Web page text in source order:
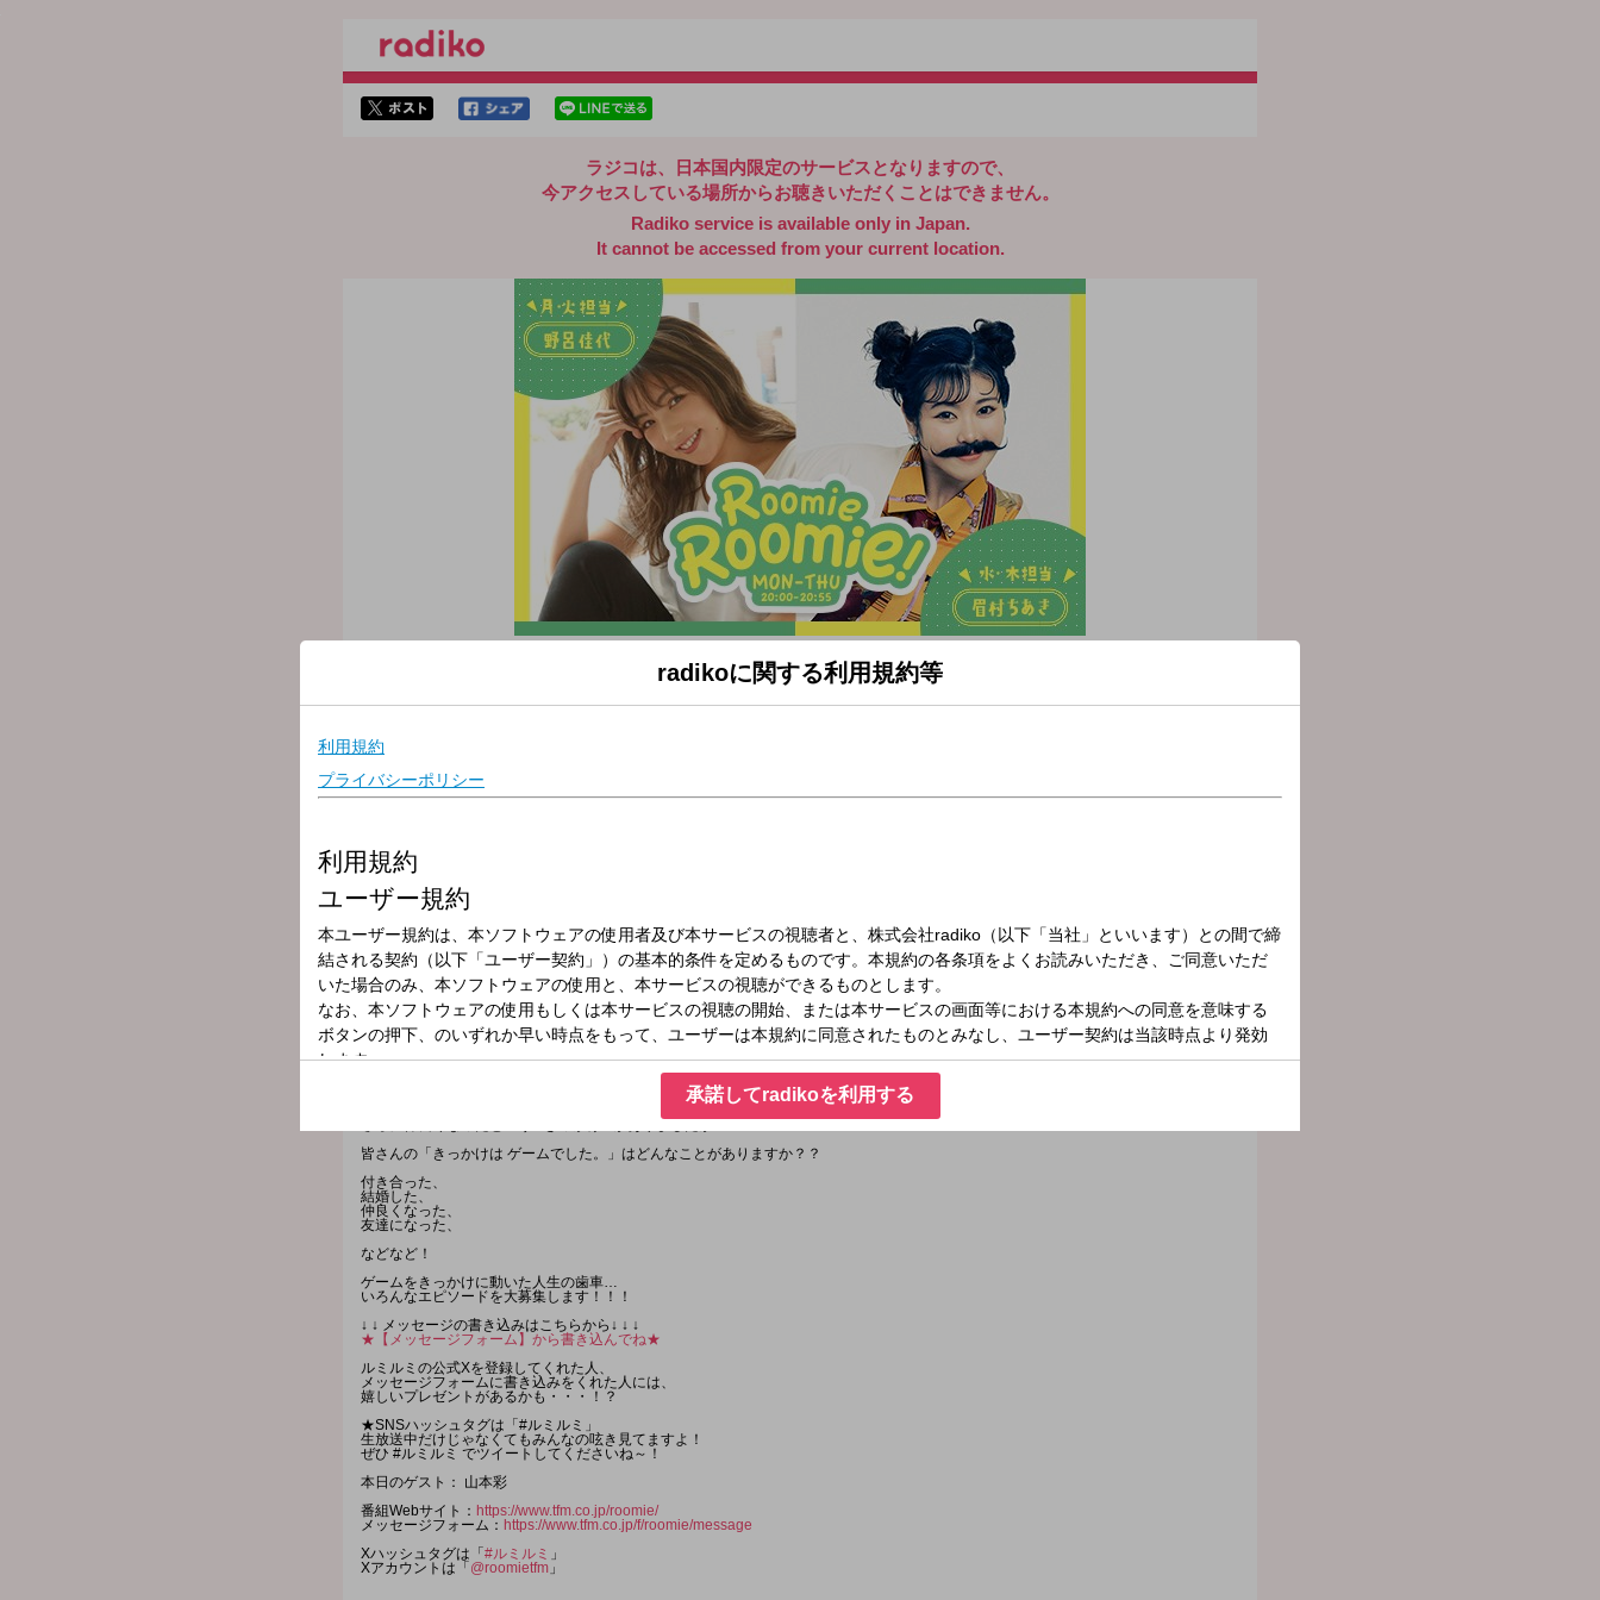
ラジコは、日本国内限定のサービスとなりますので、
今アクセスしている場所からお聴きいただくことはできません。
Radiko service is available only in Japan.
It cannot be accessed from your current location.
番組名
＼ノンティの後輩！＆ゲーム仲間の山本彩さんが生・登・場！！／
『Roomie Roomie！』は、
大きなシェアハウスに住む友達のように、
この番組があなたのRoomie（ルームメイト）になれたらいいな！な気持ちで
月曜日から木曜日まで、夜８時から生放送中です♪
▼本日のゲストは【 山本彩さん 】
▼本日のおしゃべりテーマ『 きっかけは ゲームでした。』
皆さんの「きっかけは ゲームでした。」はどんなことがありますか？？
付き合った、
結婚した、
仲良くなった、
友達になった、
などなど！
ゲームをきっかけに動いた人生の歯車…
いろんなエピソードを大募集します！！！
↓ ↓ メッセージの書き込みはこちらから↓ ↓ ↓
★【メッセージフォーム】から書き込んでね★
ルミルミの公式Xを登録してくれた人、
メッセージフォームに書き込みをくれた人には、
嬉しいプレゼントがあるかも・・・！？
★SNSハッシュタグは「#ルミルミ」
生放送中だけじゃなくてもみんなの呟き見てますよ！
ぜひ #ルミルミ でツイートしてくださいね～！
本日のゲスト： 山本彩
番組Webサイト： https://www.tfm.co.jp/roomie/
メッセージフォーム： https://www.tfm.co.jp/f/roomie/message
Xハッシュタグは「 #ルミルミ 」
Xアカウントは「 @roomietfm 」
radikoに関する利用規約等
承諾してradikoを利用する